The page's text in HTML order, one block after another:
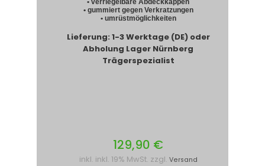
• verriegelbare Abdeckkappen
• gummiert gegen Verkratzungen
• umrüstmöglichkeiten
Lieferung: 1-3 Werktage (DE) oder
Abholung Lager Nürnberg
Trägerspezialist
129,90 €
inkl. inkl. 19% MwSt. zzgl. Versand